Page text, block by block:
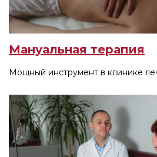
Мануальная терапия
Мощный инструмент в клинике